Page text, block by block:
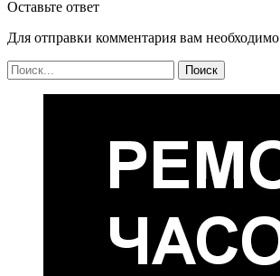
Оставьте ответ
Для отправки комментария вам необходимо